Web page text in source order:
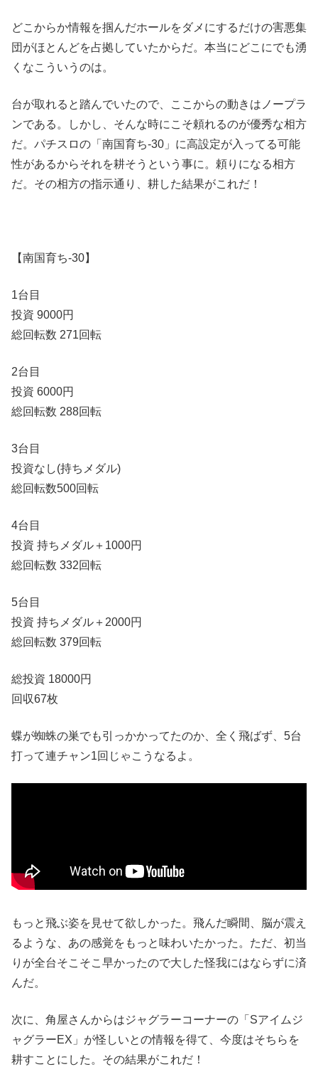
どこからか情報を掴んだホールをダメにするだけの害悪集
団がほとんどを占拠していたからだ。本当にどこにでも湧
くなこういうのは。
台が取れると踏んでいたので、ここからの動きはノープラ
ンである。しかし、そんな時にこそ頼れるのが優秀な相方
だ。パチスロの「南国育ち-30」に高設定が入ってる可能
性があるからそれを耕そうという事に。頼りになる相方
だ。その相方の指示通り、耕した結果がこれだ！
【南国育ち-30】
1台目
投資 9000円
総回転数 271回転
2台目
投資 6000円
総回転数 288回転
3台目
投資なし(持ちメダル)
総回転数500回転
4台目
投資 持ちメダル＋1000円
総回転数 332回転
5台目
投資 持ちメダル＋2000円
総回転数 379回転
総投資 18000円
回収67枚
蝶が蜘蛛の巣でも引っかかってたのか、全く飛ばず、5台
打って連チャン1回じゃこうなるよ。
もっと飛ぶ姿を見せて欲しかった。飛んだ瞬間、脳が震え
るような、あの感覚をもっと味わいたかった。ただ、初当
りが全台そこそこ早かったので大した怪我にはならずに済
んだ。
次に、角屋さんからはジャグラーコーナーの「Sアイムジ
ャグラーEX」が怪しいとの情報を得て、今度はそちらを
耕すことにした。その結果がこれだ！